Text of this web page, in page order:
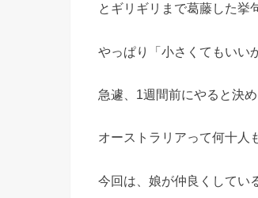
とギリギリまで葛藤した挙
やっぱり「小さくてもいい
急遽、1週間前にやると決
オーストラリアって何十人
今回は、娘が仲良くしてい